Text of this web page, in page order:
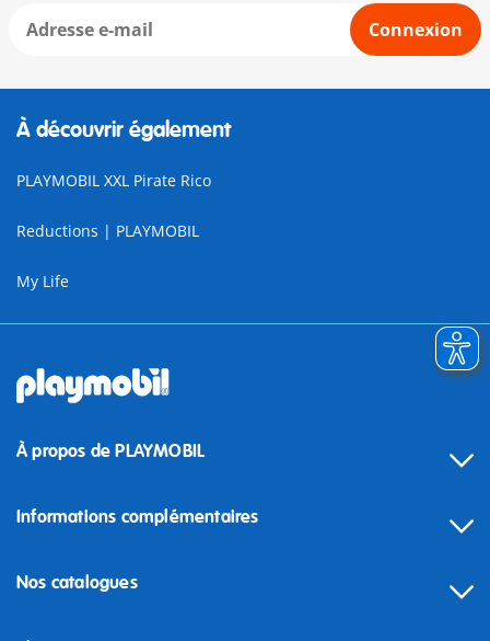
Connexion
À découvrir également
PLAYMOBIL XXL Pirate Rico
Reductions | PLAYMOBIL
My Life
À propos de PLAYMOBIL
Informations complémentaires
Nos catalogues